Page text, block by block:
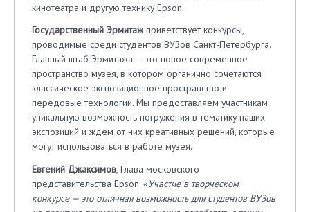
кинотеатра и другую технику Epson.
Государственный Эрмитажприветствует конкурсы,
проводимые среди студентов ВУЗов Санкт-Петербурга.
Главный штаб Эрмитажа – это новое современное
пространство музея, в котором органично сочетаются
классическое экспозиционное пространство и
передовые технологии. Мы предоставляем участникам
уникальную возможность погружения в тематику наших
экспозиций и ждем от них креативных решений, которые
могут использоваться в работе музея.
Евгений Джаксимов , Глава московского
представительства Epson: «Участие в творческом
конкурсе — это отличная возможность для студентов ВУЗов